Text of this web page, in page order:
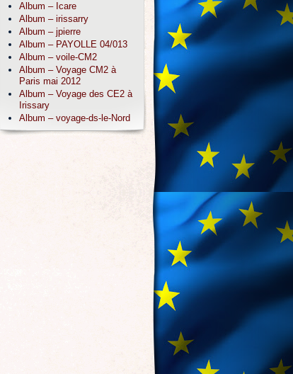
Album – Icare
Album – irissarry
Album – jpierre
Album – PAYOLLE 04/013
Album – voile-CM2
Album – Voyage CM2 à
Paris mai 2012
Album – Voyage des CE2 à
Irissary
Album – voyage-ds-le-Nord